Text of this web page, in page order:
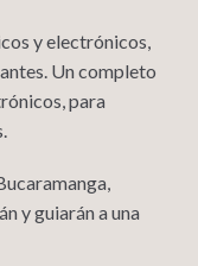
y electrónicos,
Un completo
para
y guiarán a una